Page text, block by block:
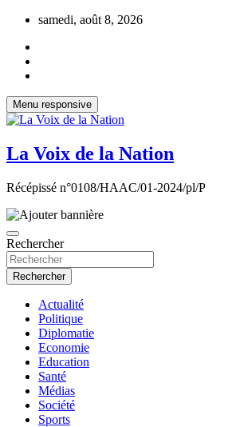
Aller
contenu
samedi, août 8, 2026
Menu responsive
La Voix de la Nation
Récépissé n°0108/HAAC/01-2024/pl/P
Rechercher
Rechercher
Actualité
Politique
Diplomatie
Economie
Education
Santé
Médias
Société
Sports